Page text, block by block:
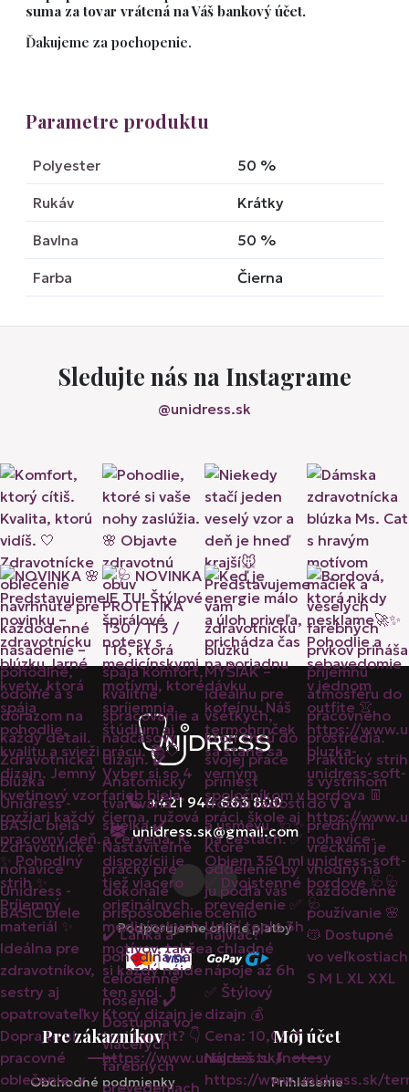
suma za tovar vrátená na Váš bankový účet.
Ďakujeme za pochopenie.
Parametre produktu
Polyester 50 %
Rukáv Krátky
Bavlna 50 %
Farba Čierna
Sledujte nás na Instagrame
@unidress.sk
+421 944 663 800
unidress.sk@gmail.com
Podporujeme online platby
Pre zákazníkov
Obchodné podmienky
Môj účet
Prihlásenie